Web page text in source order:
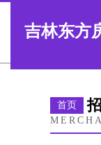
吉林东方
首页